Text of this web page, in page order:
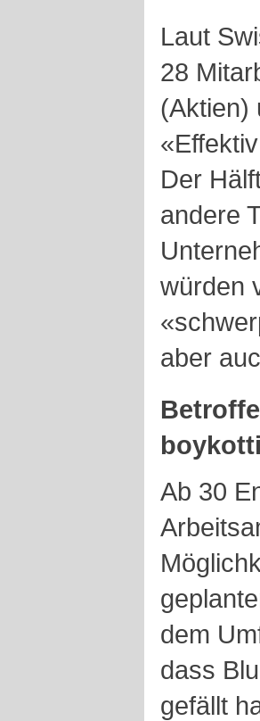
Laut
28
(Aktien)
Der
andere
würden
aber
Ab 30
dem
dass
gefällt